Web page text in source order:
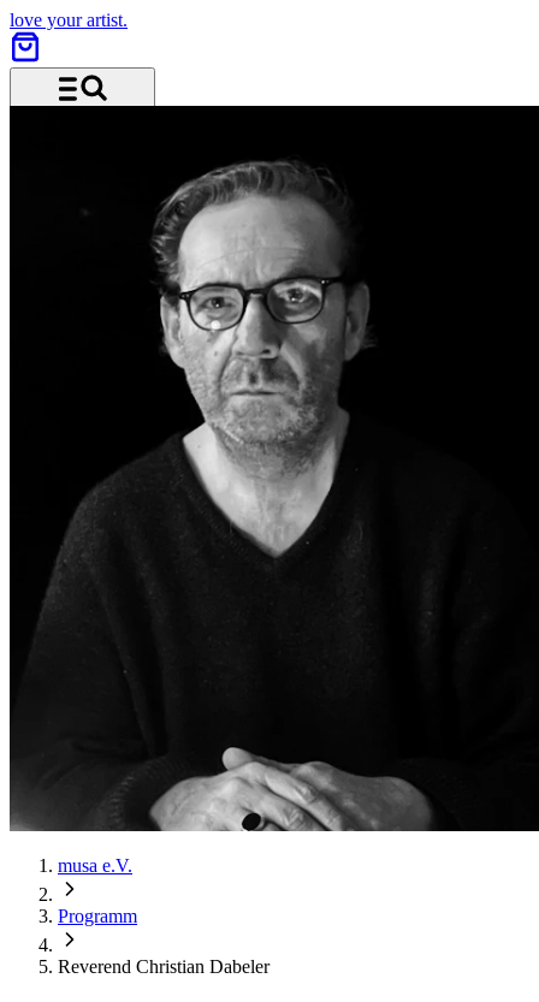
love your artist.
musa e.V.
Programm
Reverend Christian Dabeler